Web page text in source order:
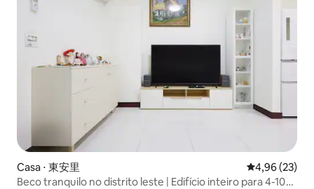
Casa ⋅ 東安里 4,96 de uma
4,96 (23)
Beco tranquilo no distrito leste | Edifício inteiro para 4-10